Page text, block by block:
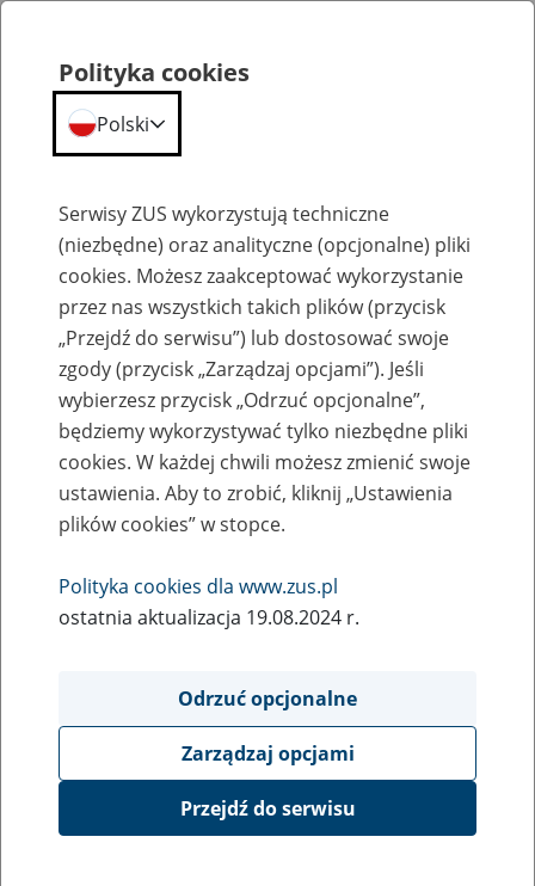
Szkolenia
Zaproś ZUS do siebie - zakładanie profili
eZUS w siedzibie Twojej firmy
Rodzaj wydarzenia
Szkolenia
Obszar merytoryczny
obsługa klientów
Opis wydarzenia
Platforma Usług Elektronicznych ZUS eZUS
Polityka cookies
Polski
Serwisy ZUS wykorzystują techniczne
(niezbędne) oraz analityczne (opcjonalne) pliki
cookies. Możesz zaakceptować wykorzystanie
przez nas wszystkich takich plików (przycisk
„Przejdź do serwisu”) lub dostosować swoje
zgody (przycisk „Zarządzaj opcjami”). Jeśli
wybierzesz przycisk „Odrzuć opcjonalne”,
będziemy wykorzystywać tylko niezbędne pliki
cookies. W każdej chwili możesz zmienić swoje
ustawienia. Aby to zrobić, kliknij „Ustawienia
plików cookies” w stopce.
Polityka cookies dla www.zus.pl
ostatnia aktualizacja 19.08.2024 r.
Odrzuć opcjonalne
Zarządzaj opcjami
Przejdź do serwisu